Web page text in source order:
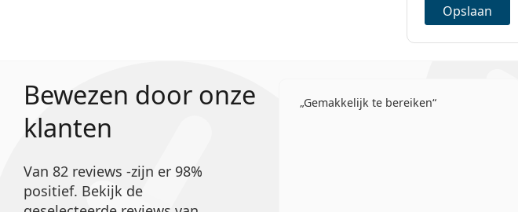
Opslaan
Bewezen door onze
klanten
Van 82 reviews -zijn er 98%
positief. Bekijk de
Gemakkelijk te bereiken